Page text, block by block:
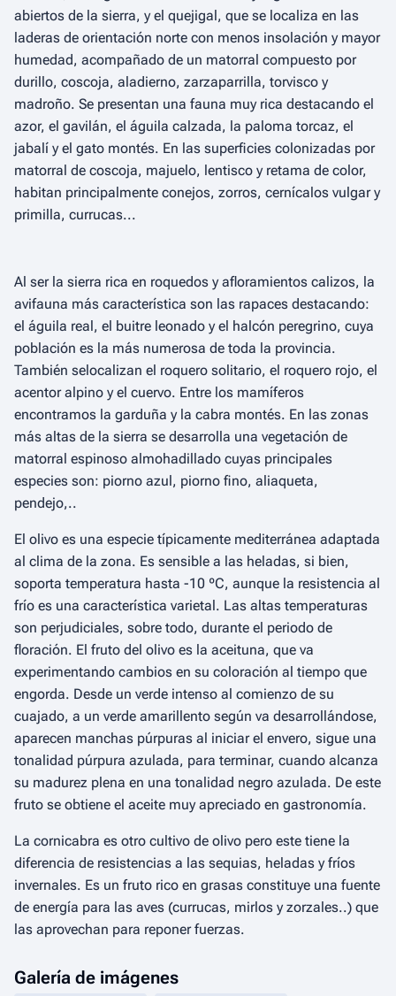
abiertos de la sierra, y el quejigal, que se localiza en las
laderas de orientación norte con menos insolación y mayor
humedad, acompañado de un matorral compuesto por
durillo, coscoja, aladierno, zarzaparrilla, torvisco y
madroño. Se presentan una fauna muy rica destacando el
azor, el gavilán, el águila calzada, la paloma torcaz, el
jabalí y el gato montés. En las superficies colonizadas por
matorral de coscoja, majuelo, lentisco y retama de color,
habitan principalmente conejos, zorros, cernícalos vulgar y
primilla, currucas...
Al ser la sierra rica en roquedos y afloramientos calizos, la
avifauna más característica son las rapaces destacando:
el águila real, el buitre leonado y el halcón peregrino, cuya
población es la más numerosa de toda la provincia.
También selocalizan el roquero solitario, el roquero rojo, el
acentor alpino y el cuervo. Entre los mamíferos
encontramos la garduña y la cabra montés. En las zonas
más altas de la sierra se desarrolla una vegetación de
matorral espinoso almohadillado cuyas principales
especies son: piorno azul, piorno fino, aliaqueta,
pendejo,..
El olivo es una especie típicamente mediterránea adaptada
al clima de la zona. Es sensible a las heladas, si bien,
soporta temperatura hasta -10 ºC, aunque la resistencia al
frío es una característica varietal. Las altas temperaturas
son perjudiciales, sobre todo, durante el periodo de
floración. El fruto del olivo es la aceituna, que va
experimentando cambios en su coloración al tiempo que
engorda. Desde un verde intenso al comienzo de su
cuajado, a un verde amarillento según va desarrollándose,
aparecen manchas púrpuras al iniciar el envero, sigue una
tonalidad púrpura azulada, para terminar, cuando alcanza
su madurez plena en una tonalidad negro azulada. De este
fruto se obtiene el aceite muy apreciado en gastronomía.
La cornicabra es otro cultivo de olivo pero este tiene la
diferencia de resistencias a las sequias, heladas y fríos
invernales. Es un fruto rico en grasas constituye una fuente
de energía para las aves (currucas, mirlos y zorzales..) que
las aprovechan para reponer fuerzas.
Galería de imágenes